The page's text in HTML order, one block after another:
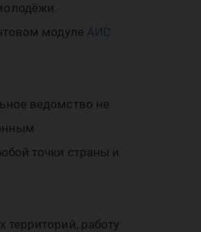
модуле АИС
ведомство не
точки страны и
работу